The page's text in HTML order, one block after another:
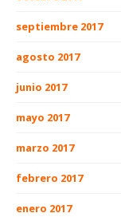
septiembre 2017
agosto 2017
junio 2017
mayo 2017
marzo 2017
febrero 2017
enero 2017